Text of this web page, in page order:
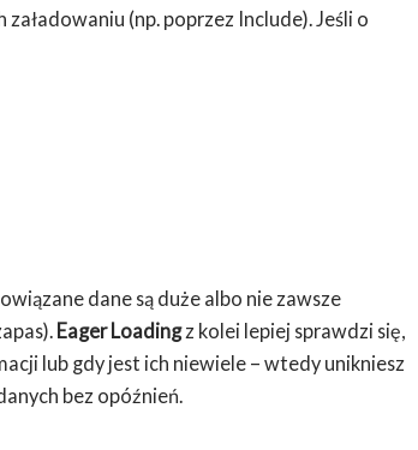
(np. poprzez Include). Jeśli o
dane są duże albo nie zawsze
Eager Loadingz kolei lepiej sprawdzi się,
lub gdy jest ich niewiele – wtedy unikniesz
bez opóźnień.